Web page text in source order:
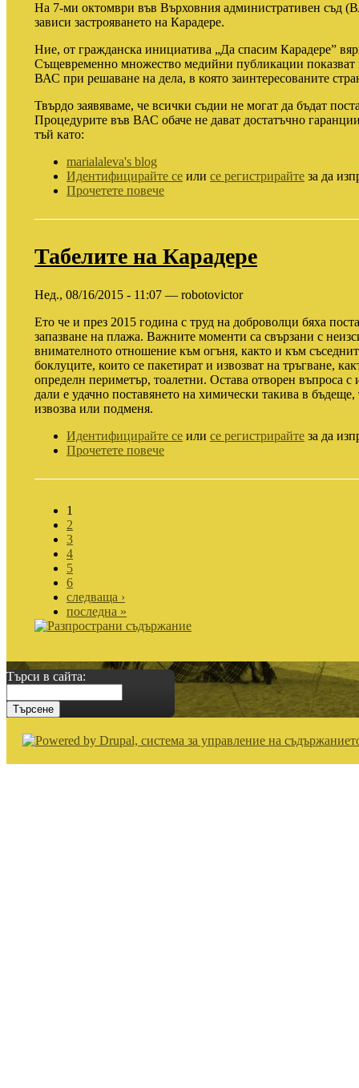
На 7-ми октомври във Върховния административен съд
зависи застрояването на Карадере.
Ние, от гражданска инициатива „Да спасим Карадере”
Същевременно множество медийни публикации показват
ВАС при решаване на дела, в която заинтересованите
Твърдо заявяваме, че всички съдии не могат да бъдат
Процедурите във ВАС обаче не дават достатъчно
тъй като:
marialaleva's blog
Идентифицирайте се или се регистрирайте за да
Прочетете повече
Табелите на Карадере
Нед., 08/16/2015 - 11:07 — robotovictor
Ето че и през 2015 година с труд на доброволци бяха
запазване на плажа. Важните моменти са свързани с
внимателното отношение към огъня, както и към
боклуците, които се пакетират и извозват на тръгване,
определн периметър, тоалетни. Остава отворен въпроса
дали е удачно поставянето на химически такива в
извозва или подменя.
Идентифицирайте се или се регистрирайте за да
Прочетете повече
1
2
3
4
5
6
следваща ›
последна »
Търси в сайта: